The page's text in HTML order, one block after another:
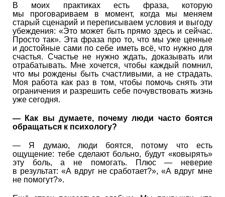
В моих практиках есть фраза, которую
мы проговариваем в момент, когда мы меняем
старый сценарий и переписываем условия и выгоду
убеждения: «Это может быть прямо здесь и сейчас.
Просто так». Эта фраза про то, что мы уже ценные
и достойные сами по себе иметь всё, что нужно для
счастья. Счастье не нужно ждать, доказывать или
отрабатывать. Мне хочется, чтобы каждый помнил,
что мы рождены быть счастливыми, а не страдать.
Моя работа как раз в том, чтобы помочь снять эти
ограничения и разрешить себе почувствовать жизнь
уже сегодня.
—
Как вы думаете, почему люди часто боятся
обращаться к психологу?
— Я думаю, люди боятся, потому что есть
ощущение: тебе сделают больно, будут «ковырять»
эту боль, а не помогать. Плюс — неверие
в результат: «А вдруг не сработает?», «А вдруг мне
не помогут?».